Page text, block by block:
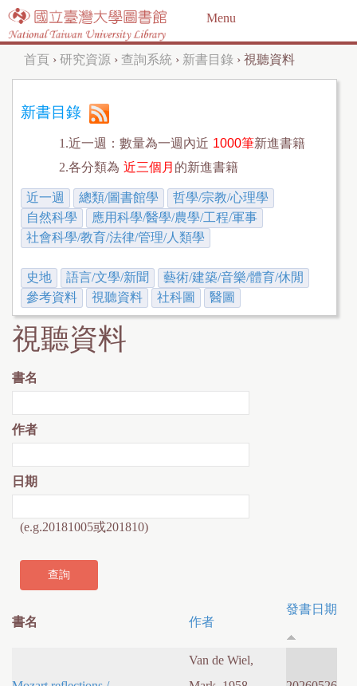
Jump to navigation
Menu
您
在
首頁 › 研究資源 › 查詢系統 › 新書目錄 › 視聽資料
新書目錄
1.近一週：數量為一週內近 1000筆新進書籍
2.各分類為 近三個月 的新進書籍
近一週 總類/圖書館學
哲學/宗教/心理學
自然科學
應用科學/醫學/農學/工程/軍事
社會科學/教育/法律/管理/人類學
史地 語言/文學/新聞
藝術/建築/音樂/體育/休閒
參考資料
視聽資料 社科圖 醫圖
視聽資料
書名
作者
日期
(e.g.20181005或201810)
書名 作者
發書日期
Van de Wiel,